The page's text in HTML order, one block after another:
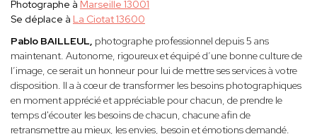
Photographe à Marseille 13001
Se déplace à La Ciotat 13600
Pablo BAILLEUL, photographe professionnel depuis 5 ans
maintenant. Autonome, rigoureux et équipé d’une bonne culture de
l’image, ce serait un honneur pour lui de mettre ses services à votre
disposition. Il a à cœur de transformer les besoins photographiques
en moment apprécié et appréciable pour chacun, de prendre le
temps d'écouter les besoins de chacun, chacune afin de
retransmettre au mieux, les envies, besoin et émotions demandé.